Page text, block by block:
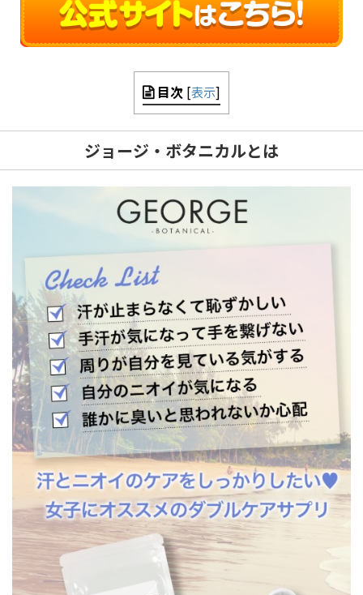
目次 [表示]
ジョージ・ボタニカルとは